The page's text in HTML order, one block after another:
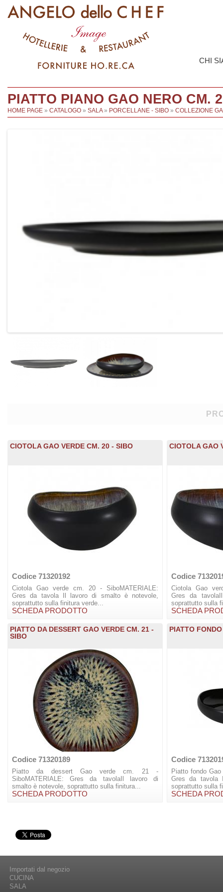
CHI
PIATTO PIANO GAO NERO CM.
HOME PAGE » CATALOGO » SALA» PORCELLANE - SIBO » COLLEZIONE
CIOTOLA GAO VERDE CM. 20 - SIBO
Codice 71320192
Ciotola Gao verde cm. 20 - SiboMATERIALE:
Gres da tavola Il lavoro di smalto è notevole,
soprattutto sulla finitura verde...
SCHEDA PRODOTTO
CIOTOLA GAO
Codice
Ciotola Gao
Gres da
soprattutto sulla
SCHEDA
PIATTO DA DESSERT GAO VERDE CM. 21 -
SIBO
Codice 71320189
Piatto da dessert Gao verde cm. 21 -
SiboMATERIALE: Gres da tavolaIl lavoro di
smalto è notevole, soprattutto sulla finitura...
SCHEDA PRODOTTO
PIATTO
Codice
Piatto fondo
Gres da tavola
soprattutto sulla
SCHEDA
Importati dal negozio
CUCINA
SALA